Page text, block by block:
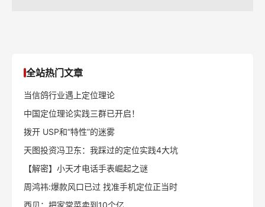
全站热门文章
当信鸽行业遇上定位理论
中国定位理论实践三群已开启！
拨开 USP和“特性”的迷雾
天图投资冯卫东：我踩过的定位实践4大坑
【解密】小天才电话手表崛起之谜
周鸿祎:爆款风口已过 找准手机定位正当时
西贝：把家常菜卖到10个亿